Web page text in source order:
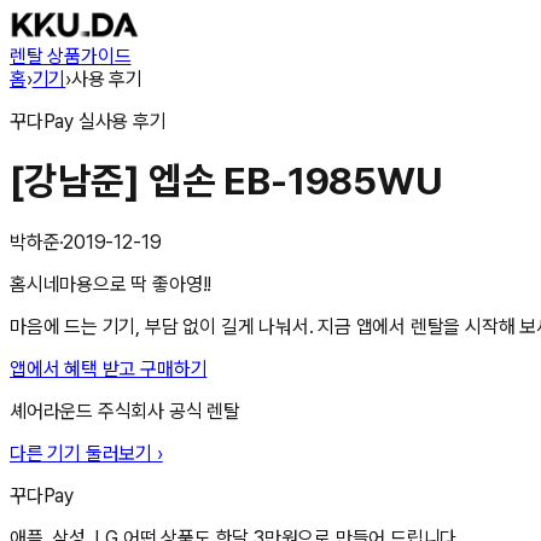
렌탈 상품가이드
홈›기기›사용 후기
꾸다Pay 실사용 후기
[강남준] 엡손 EB-1985WU
박하준·2019-12-19
홈시네마용으로 딱 좋아영!!
마음에 드는 기기, 부담 없이 길게 나눠서. 지금 앱에서 렌탈을 시작해 보
앱에서 혜택 받고 구매하기
셰어라운드 주식회사 공식 렌탈
다른 기기 둘러보기 ›
꾸다Pay